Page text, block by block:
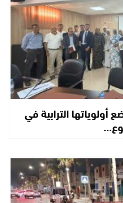
أولوياتها الترابية في